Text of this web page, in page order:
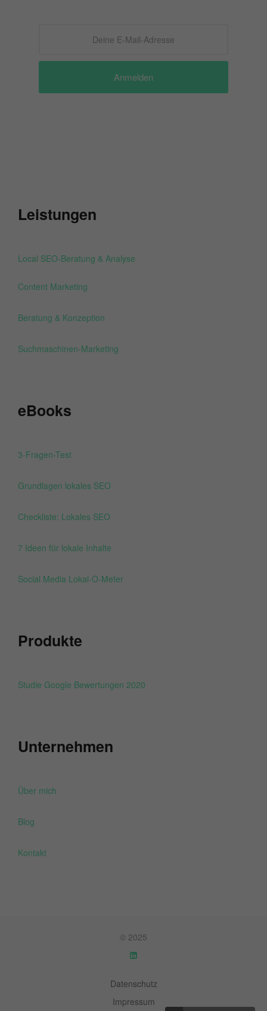
Anmelden
Leistungen
Local SEO-Beratung & Analyse
Content Marketing
Beratung & Konzeption
Suchmaschinen-Marketing
eBooks
3-Fragen-Test
Grundlagen lokales SEO
Checkliste: Lokales SEO
7 Ideen für lokale Inhalte
Social Media Lokal-O-Meter
Produkte
Studie Google Bewertungen 2020
Unternehmen
Über mich
Blog
Kontakt
© 2025
Datenschutz
Impressum